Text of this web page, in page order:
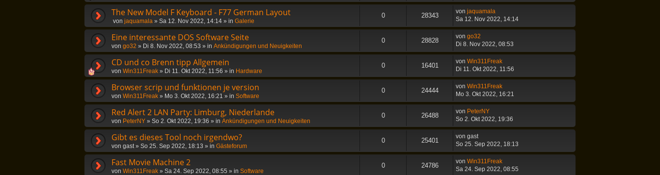
The New Model F Keyboard - F77 German Layout
von jaquamala » Sa 12. Nov 2022, 14:14 » in Galerie
0 28343
von jaquamala
Sa 12. Nov 2022, 14:14
Eine interessante DOS Software Seite
von go32 » Di 8. Nov 2022, 08:53 » in Ankündigungen und Neuigkeiten
0 28828
von go32
Di 8. Nov 2022, 08:53
CD und co Brenn tipp Allgemein
von Win311Freak » Di 11. Okt 2022, 11:56 » in Hardware
0 16401
von Win311Freak
Di 11. Okt 2022, 11:56
Browser scrip und funktionen je version
von Win311Freak » Mo 3. Okt 2022, 16:21 » in Software
0 24444
von Win311Freak
Mo 3. Okt 2022, 16:21
Red Alert 2 LAN Party: Limburg, Niederlande
von PeterNY » So 2. Okt 2022, 19:36 » in Ankündigungen und Neuigkeiten
0 26488
von PeterNY
So 2. Okt 2022, 19:36
Gibt es dieses Tool noch irgendwo?
von gast» So 25. Sep 2022, 18:13 » in Gästeforum
0 25401
von gast
So 25. Sep 2022, 18:13
Fast Movie Machine 2
von Win311Freak » Sa 24. Sep 2022, 08:55 » in Software
0 24786
von Win311Freak
Sa 24. Sep 2022, 08:55